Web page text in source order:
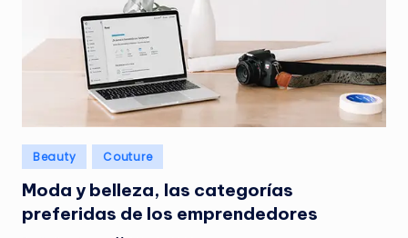
Publicado
en
Beauty Couture
Moda y belleza, las categorías
preferidas de los emprendedores